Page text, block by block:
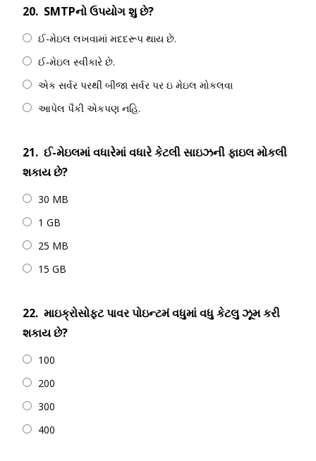
20. SMTPનો ઉપયોગ શુ છે?
ઈ-મેઇલ લખવામાં મદદરૂપ થાય છે.
ઈ-મેઇલ સ્વીકારે છે.
એક સર્વર પરથી બીજા સર્વર પર ઇ મેઇલ મોકલવા
આપેલ પૈકી એકપણ નહિ.
21. ઈ-મેઇલમાં વધારેમાં વધારે કેટલી સાઇઝની ફાઇલ મોકલી
શકાય છે?
30 MB
1 GB
25 MB
15 GB
22. માઇક્રોસોફ્ટ પાવર પોઇન્ટમં વધુમાં વધુ કેટલુ ઝૂમ કરી
શકાય છે?
100
200
300
400